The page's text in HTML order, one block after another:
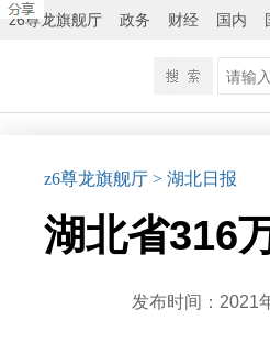
z6尊龙旗舰厅 政务 财经 国内
z6尊龙旗舰厅 > 湖北日报
湖北省316
发布时间：2021